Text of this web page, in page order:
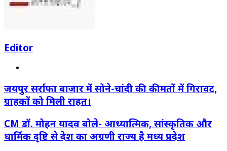
Editor
जयपुर सर्राफा बाजार में सोने-चांदी की कीमतों में गिरावट,
ग्राहकों को मिली राहत।
CM डॉ. मोहन यादव बोले- आध्यात्मिक, सांस्कृतिक और
धार्मिक दृष्टि से देश का अग्रणी राज्य है मध्य प्रदेश